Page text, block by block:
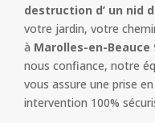
destruction d’ un nid
votre jardin, votre
à Marolles-en-Beauce
nous confiance, notre
vous assure une prise
intervention 100%